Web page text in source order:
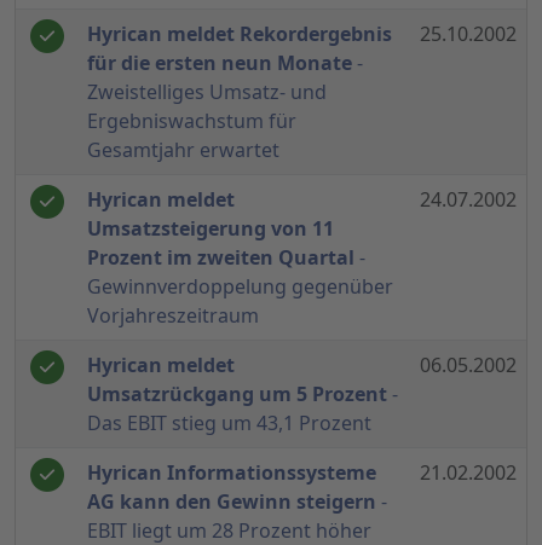
Hyrican meldet Rekordergebnis
für die ersten neun Monate -
Zweistelliges Umsatz- und
Ergebniswachstum für
Gesamtjahr erwartet
25.10.2002
Hyrican meldet
Umsatzsteigerung von 11
Prozent im zweiten Quartal -
Gewinnverdoppelung gegenüber
Vorjahreszeitraum
24.07.2002
Hyrican meldet
Umsatzrückgang um 5 Prozent -
Das EBIT stieg um 43,1 Prozent
06.05.2002
Hyrican Informationssysteme
AG kann den Gewinn steigern -
EBIT liegt um 28 Prozent höher
21.02.2002